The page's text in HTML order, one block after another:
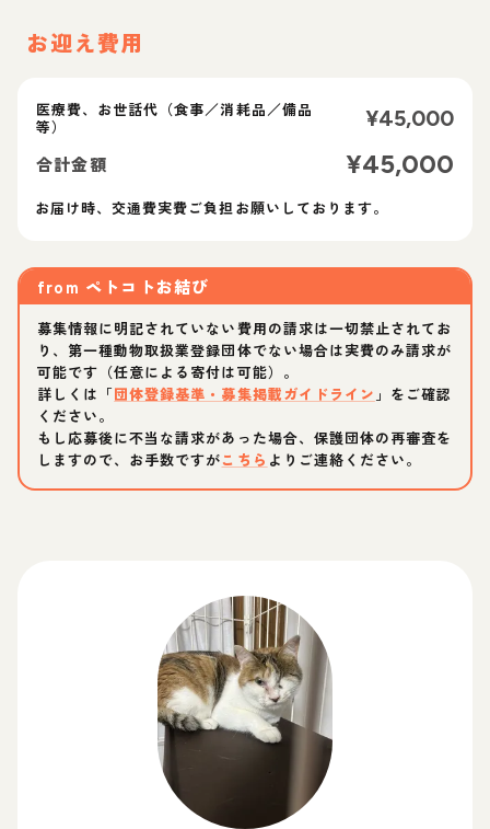
お迎え費用
医療費、お世話代（食事／消耗品／備品
等）
¥45,000
合計金額 ¥45,000
お届け時、交通費実費ご負担お願いしております。
from ペトコトお結び
募集情報に明記されていない費用の請求は一切禁止されてお
り、第一種動物取扱業登録団体でない場合は実費のみ請求が
可能です（任意による寄付は可能）。
詳しくは「団体登録基準・募集掲載ガイドライン 」をご確認
ください。
もし応募後に不当な請求があった場合、保護団体の再審査を
しますので、お手数ですがこちら よりご連絡ください。